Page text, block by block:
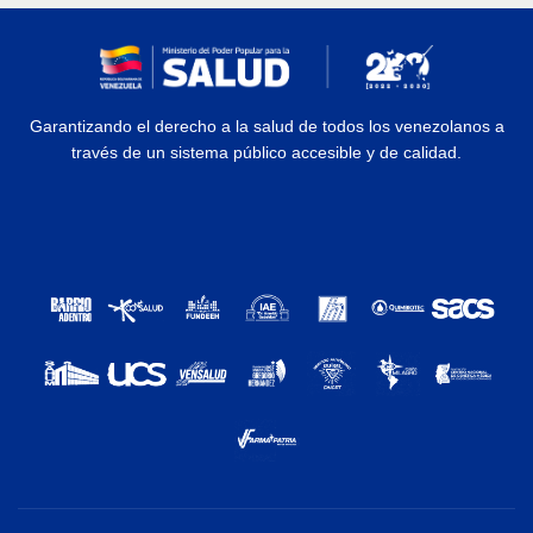
Garantizando el derecho a la salud de todos los venezolanos a
través de un sistema público accesible y de calidad.